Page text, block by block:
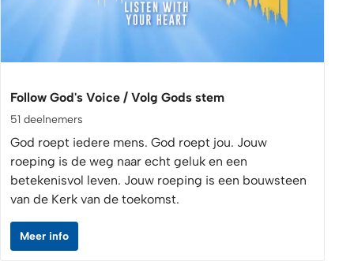
Follow God's Voice / Volg Gods stem
51 deelnemers
God roept iedere mens. God roept jou. Jouw
roeping is de weg naar echt geluk en een
betekenisvol leven. Jouw roeping is een bouwsteen
van de Kerk van de toekomst.
Meer info